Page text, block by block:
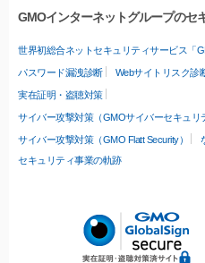
GMOインターネットグループのセ
世界初総合ネットセキュリティサービス「
パスワード漏洩診断 Webサイトリスク診
実在証明・盗聴対策
サイバー攻撃対策（GMOサイバーセキュリ
サイバー攻撃対策（GMO Flatt Security）
セキュリティ事業の軌跡